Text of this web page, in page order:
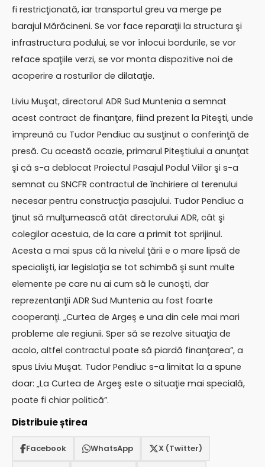
fi restricţionată, iar transportul greu va merge pe
barajul Mărăcineni. Se vor face reparaţii la structura şi
infrastructura podului, se vor înlocui bordurile, se vor
reface spaţiile verzi, se vor monta dispozitive noi de
acoperire a rosturilor de dilataţie.
Liviu Muşat, directorul ADR Sud Muntenia a semnat
acest contract de finanţare, fiind prezent la Piteşti, unde
împreună cu Tudor Pendiuc au susţinut o conferinţă de
presă. Cu această ocazie, primarul Piteştiului a anunţat
şi că s-a deblocat Proiectul Pasajul Podul Viilor şi s-a
semnat cu SNCFR contractul de închiriere al terenului
necesar pentru construcţia pasajului. Tudor Pendiuc a
ţinut să mulţumească atât directorului ADR, cât şi
colegilor acestuia, de la care a primit tot sprijinul.
Acesta a mai spus că la nivelul ţării e o mare lipsă de
specialişti, iar legislaţia se tot schimbă şi sunt multe
elemente pe care nu ai cum să le cunoşti, dar
reprezentanţii ADR Sud Muntenia au fost foarte
cooperanţi. „Curtea de Argeş e una din cele mai mari
probleme ale regiunii. Sper să se rezolve situaţia de
acolo, altfel contractul poate să piardă finanţarea”, a
spus Liviu Muşat. Tudor Pendiuc s-a limitat la a spune
doar: „La Curtea de Argeş este o situaţie mai specială,
poate fi chiar politică”.
Distribuie știrea
Facebook WhatsApp X (Twitter)